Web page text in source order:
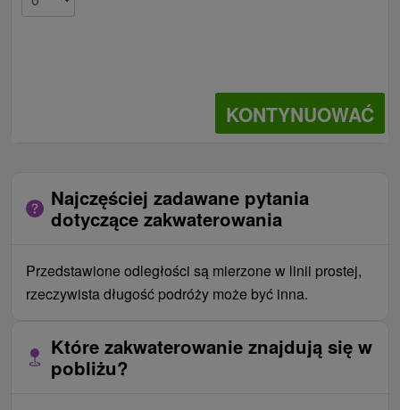
KONTYNUOWAĆ
Najczęściej zadawane pytania
dotyczące zakwaterowania
Przedstawione odległości są mierzone w linii prostej,
rzeczywista długość podróży może być inna.
Które zakwaterowanie znajdują się w
pobliżu?